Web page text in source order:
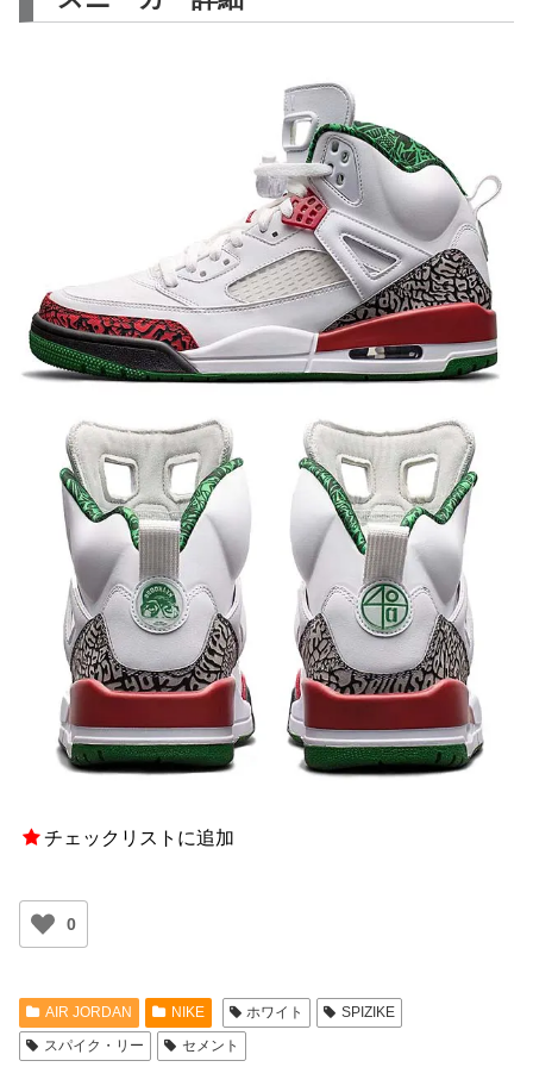
チェックリストに追加
0
AIR JORDAN NIKE ホワイト
SPIZIKE
スパイク・リー
セメント